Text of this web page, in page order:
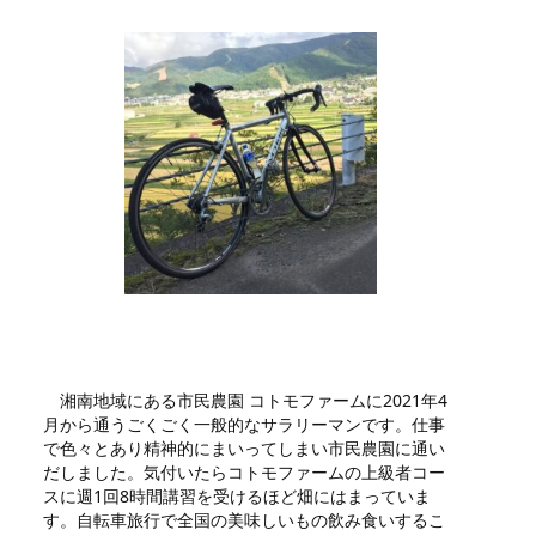
湘南地域にある市民農園 コトモファームに2021年4
月から通うごくごく一般的なサラリーマンです。仕事
で色々とあり精神的にまいってしまい市民農園に通い
だしました。気付いたらコトモファームの上級者コー
スに週1回8時間講習を受けるほど畑にはまっていま
す。自転車旅行で全国の美味しいもの飲み食いするこ